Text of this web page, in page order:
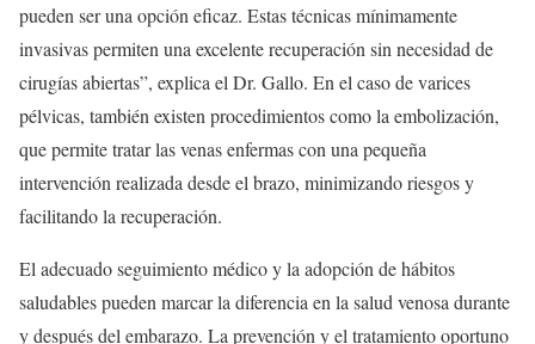
pueden ser una opción eficaz. Estas técnicas mínimamente
invasivas permiten una excelente recuperación sin necesidad de
cirugías abiertas”, explica el Dr. Gallo. En el caso de varices
pélvicas, también existen procedimientos como la embolización,
que permite tratar las venas enfermas con una pequeña
intervención realizada desde el brazo, minimizando riesgos y
facilitando la recuperación.
El adecuado seguimiento médico y la adopción de hábitos
saludables pueden marcar la diferencia en la salud venosa durante
y después del embarazo. La prevención y el tratamiento oportuno